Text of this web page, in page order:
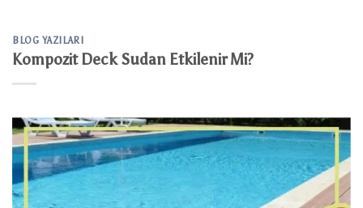
BLOG YAZILARI
Kompozit Deck Sudan Etkilenir Mi?